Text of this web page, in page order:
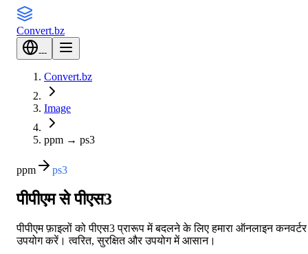
Convert.bz
---
Convert.bz
Image
ppm → ps3
ppm ps3
पीपीएम से पीएस3
पीपीएम फ़ाइलों को पीएस3 प्रारूप में बदलने के लिए हमारा ऑनलाइन कनवर्टर
उपयोग करें। त्वरित, सुरक्षित और उपयोग में आसान।